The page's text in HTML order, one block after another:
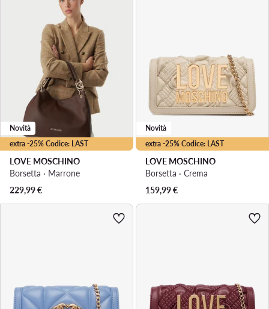
extra -25% Codice: LAST
Novità
LOVE MOSCHINO
Borsetta · Marrone
229,99€
extra -25% Codice: LAST
Novità
LOVE MOSCHINO
Borsetta · Crema
159,99€